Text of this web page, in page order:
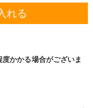
れる
かかる場合がございま